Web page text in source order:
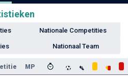
Nationale Competities
Nationaal Team
MP